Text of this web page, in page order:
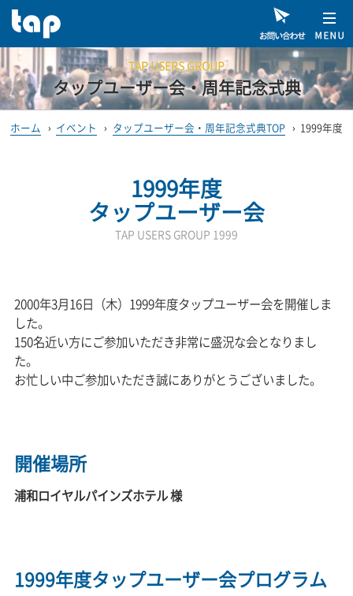
TAP USERS GROUP
タップユーザー会・周年記念式典
ホーム › イベント › タップユーザー会・周年記念式典TOP › 1999年度
1999年度
タップユーザー会
TAP USERS GROUP 1999
2000年3月16日（木）1999年度タップユーザー会を開催しま
した。
150名近い方にご参加いただき非常に盛況な会となりまし
た。
お忙しい中ご参加いただき誠にありがとうございました。
開催場所
浦和ロイヤルパインズホテル 様
1999年度タップユーザー会プログラム